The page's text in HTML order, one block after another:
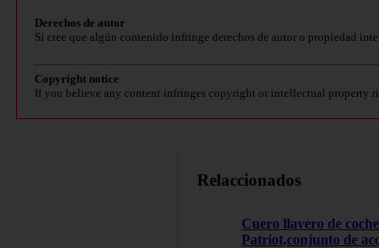
Derechos de autor
Si cree que algún contenido infringe derechos de autor o propiedad
Copyright notice
If you believe any content infringes copyright or intellectual property
Relaccionados
Cuero llavero de
Patriot,conjunto de